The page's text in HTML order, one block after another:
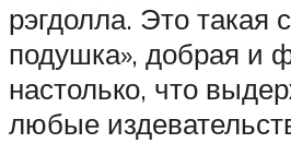
рэгдолла. Это такая
подушка», добрая и
настолько, что
любые